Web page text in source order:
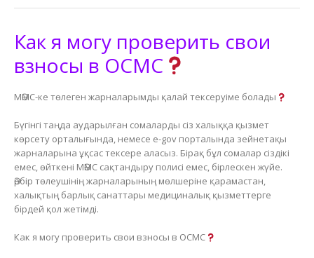
Как я могу проверить свои
взносы в ОСМС
МӘМС-ке төлеген жарналарымды қалай тексеруіме болады
Бүгінгі таңда аударылған сомаларды сіз халыққа қызмет
көрсету орталығында, немесе e-gov порталында зейнетақы
жарналарына ұқсас тексере аласыз. Бірақ бұл сомалар сіздікі
емес, өйткені МӘМС сақтандыру полисі емес, бірлескен жүйе.
Әрбір төлеушінің жарналарының мөлшеріне қарамастан,
халықтың барлық санаттары медициналық қызметтерге
бірдей қол жетімді.
Как я могу проверить свои взносы в ОСМС